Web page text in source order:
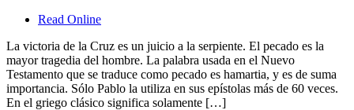
Read Online
La victoria de la Cruz es un juicio a la serpiente. El pecado es la
mayor tragedia del hombre. La palabra usada en el Nuevo
Testamento que se traduce como pecado es hamartia, y es de suma
importancia. Sólo Pablo la utiliza en sus epístolas más de 60 veces.
En el griego clásico significa solamente […]